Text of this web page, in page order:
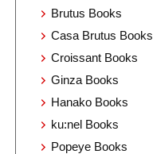
Brutus Books
Casa Brutus Books
Croissant Books
Ginza Books
Hanako Books
ku:nel Books
Popeye Books